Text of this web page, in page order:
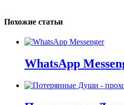
Похожие статьи
WhatsApp